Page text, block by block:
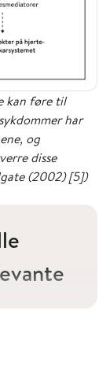
kan føre til
har
og
disse
(2002) [5])
og